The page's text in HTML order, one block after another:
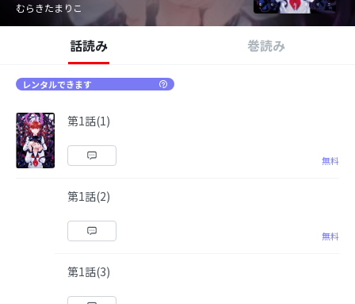
むらきたまりこ
話読み 巻読み
レンタルできます
第1話(1)
無料
第1話(2)
無料
第1話(3)